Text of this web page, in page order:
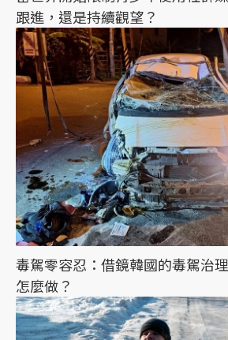
跟進，還是持續觀望？
毒駕零容忍：借鏡韓國的毒駕治
怎麼做？